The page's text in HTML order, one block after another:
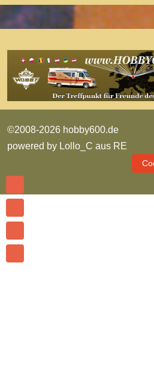
©2008-2026 hobby600.de
powered by Lollo_C aus RE